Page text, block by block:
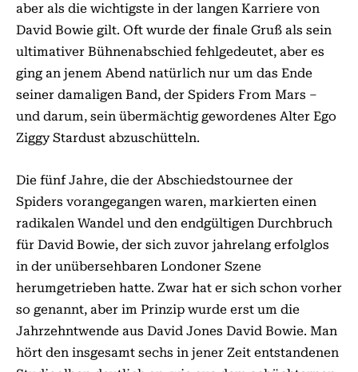
aber als die wichtigste in der langen Karriere von
David Bowie gilt. Oft wurde der finale Gruß als sein
ultimativer Bühnenabschied fehlgedeutet, aber es
ging an jenem Abend natürlich nur um das Ende
seiner damaligen Band, der Spiders From Mars –
und darum, sein übermächtig gewordenes Alter Ego
Ziggy Stardust abzuschütteln.
Die fünf Jahre, die der Abschiedstournee der
Spiders vorangegangen waren, markierten einen
radikalen Wandel und den endgültigen Durchbruch
für David Bowie, der sich zuvor jahrelang erfolglos
in der unübersehbaren Londoner Szene
herumgetrieben hatte. Zwar hat er sich schon vorher
so genannt, aber im Prinzip wurde erst um die
Jahrzehntwende aus David Jones David Bowie. Man
hört den insgesamt sechs in jener Zeit entstandenen